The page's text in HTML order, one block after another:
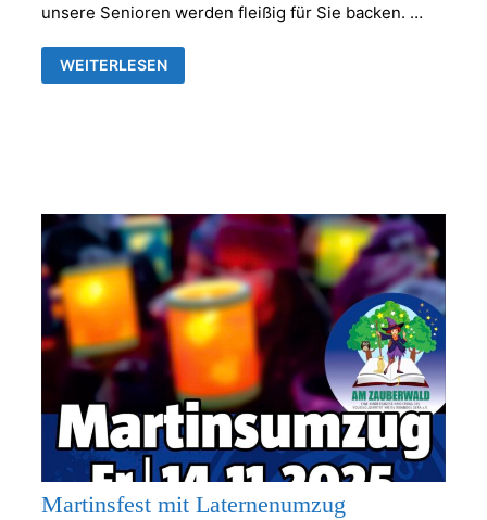
unsere Senioren werden fleißig für Sie backen. …
MUSIKALISCHER
ADVENTNACHMITTAG
WEITERLESEN
Martinsfest mit Laternenumzug